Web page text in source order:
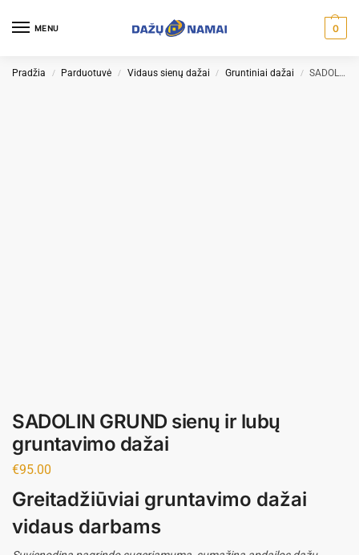
MENU 0
Pradžia / Parduotuvė / Vidaus sienų dažai / Gruntiniai dažai / SADOLIN GRUND sienų ir lubų gruntavimo dažai
SADOLIN GRUND sienų ir lubų
gruntavimo dažai
€95.00
Greitadžiūviai gruntavimo dažai
vidaus darbams